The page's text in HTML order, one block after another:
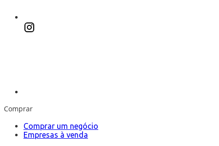
Comprar
Comprar um negócio
Empresas à venda